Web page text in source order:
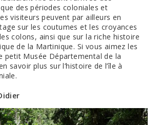
des périodes coloniales et
visiteurs peuvent par ailleurs en
sur les coutumes et les croyances
colons, ainsi que sur la riche histoire
de la Martinique. Si vous aimez les
petit Musée Départemental de la
savoir plus sur l’histoire de l’île à